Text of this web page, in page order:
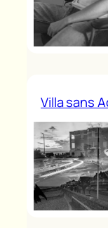
Villa sans